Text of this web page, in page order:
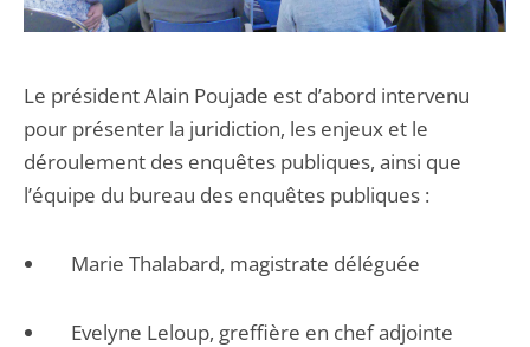
Le président Alain Poujade est d’abord intervenu
pour présenter la juridiction, les enjeux et le
déroulement des enquêtes publiques, ainsi que
l’équipe du bureau des enquêtes publiques :
Marie Thalabard, magistrate déléguée
Evelyne Leloup, greffière en chef adjointe